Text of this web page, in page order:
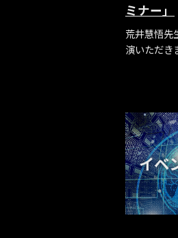
ミナー」
荒井慧悟先
演いただき
イベ